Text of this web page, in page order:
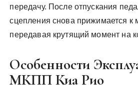
передачу. После отпускания
сцепления снова прижимается к
передавая крутящий момент на
Особенности
МКПП Киа Рио